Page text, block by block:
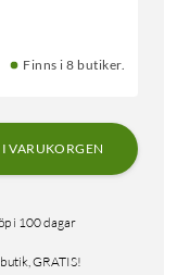
Finns i 8 butiker.
I VARUKORGEN
i 100 dagar
GRATIS!